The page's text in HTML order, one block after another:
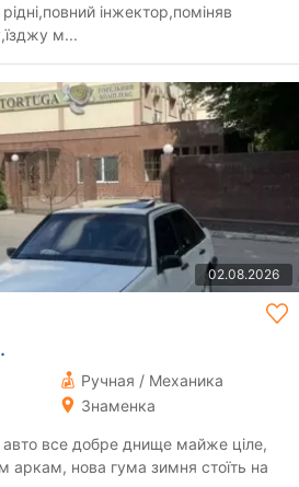
інжектор,поміняв
м...
02.08.2026
Ручная / Механика
Знаменка
все добре днище майже ціле,
аркам, нова гума зимня стоїть на